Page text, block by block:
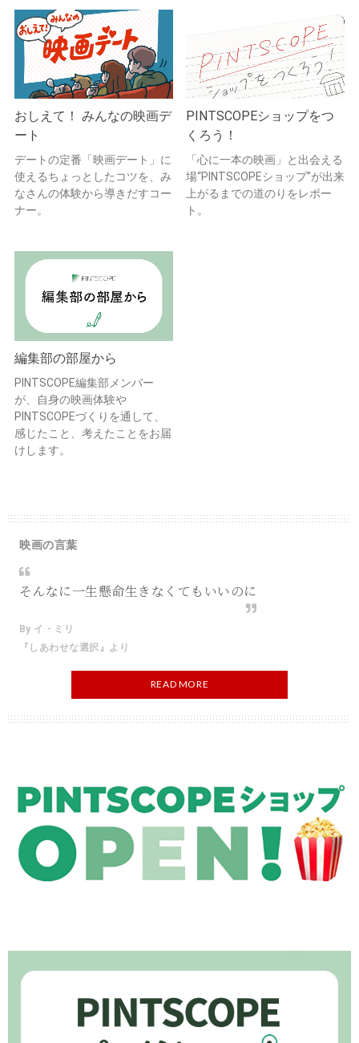
おしえて！ みんなの映画デ
ート
デートの定番「映画デート」に
使えるちょっとしたコツを、み
なさんの体験から導きだすコー
ナー。
PINTSCOPEショップをつ
くろう！
「心に一本の映画」と出会える
場“PINTSCOPEショップ”が出来
上がるまでの道のりをレポー
ト。
編集部の部屋から
PINTSCOPE編集部メンバー
が、自身の映画体験や
PINTSCOPEづくりを通して、
感じたこと、考えたことをお届
けします。
映画の言葉
そんなに一生懸命生きなくてもいいのに
By イ・ミリ
『しあわせな選択』より
READ MORE